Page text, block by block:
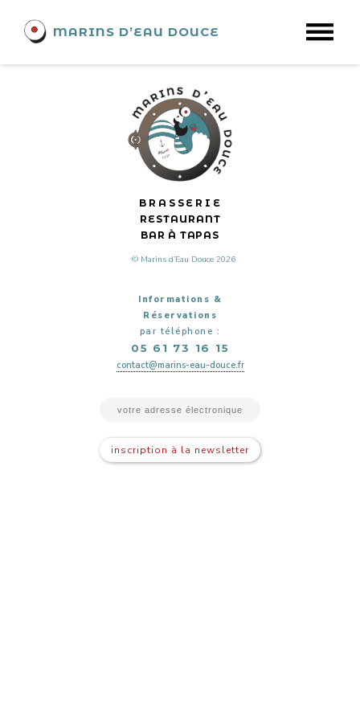
MARINS D’EAU DOUCE
DJ Balagan UnPosteur
BRASSERIE
RESTAURANT
BAR À TAPAS
© Marins d’Eau Douce 2026
Informations &
Réservations
par téléphone :
05 61 73 16 15
contact@marins-eau-douce.fr
inscription à la newsletter